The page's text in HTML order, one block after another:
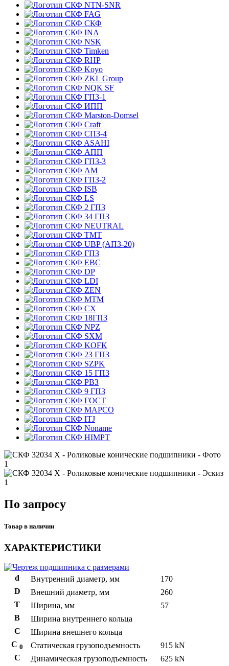
NTN-SNR
FAG
СКФ
INA
NSK
Timken
RHP
Koyo
ZKL Group
NQK SF
ГПЗ-1
ИПП
Marston-Domsel
Craft
СПЗ-4
ASAHI
АПП
ГПЗ-3
АМ
ГПЗ-2
ISB
LS
2 ГПЗ
34 ГПЗ
NEUTRAL
TMT
UBP (АПЗ-20)
ГПЗ
EBC
DP
LDI
ZEN
MTM
CX
18ГПЗ
NPZ
SXM
KOFK
23 ГПЗ
SZPK
15 ГПЗ
РВЗ
9 ГПЗ
ГОСТ
MAPCO
ITJ
Noname
HIMPT
По запросу
Товар в наличии
ХАРАКТЕРИСТИКИ
d Внутренний диаметр, мм
170
D
Внешний диаметр, мм
260
T
Ширина, мм
57
B
Ширина внутреннего кольца
С
Ширина внешнего кольца
С 0 Статическая грузоподъемность
915 kN
C
Динамическая грузоподъемность
625 kN